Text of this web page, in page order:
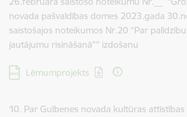
novada pašvaldības domes 2023.gada
saistošajos noteikumos Nr.20 “Par
jautājumu risināšanā”” izdošanu
Lejupielādēt:
Lēmumprojekts
10. Par Gulbenes novada kultūras attīstības